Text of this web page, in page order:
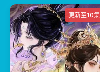
更新至10集